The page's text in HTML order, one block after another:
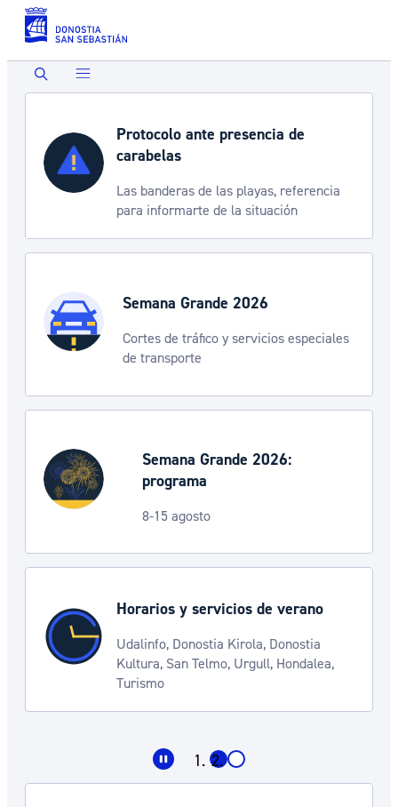
Saltar al contenido principal
Buscar
Protocolo ante presencia de
carabelas
Las banderas de las playas, referencia
para informarte de la situación
Semana Grande 2026
Cortes de tráfico y servicios especiales
de transporte
Semana Grande 2026:
programa
8-15 agosto
Horarios y servicios de verano
Udalinfo, Donostia Kirola, Donostia
Kultura, San Telmo, Urgull, Hondalea,
Turismo